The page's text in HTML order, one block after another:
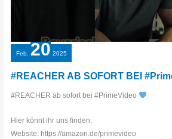
Feb. 20 2025
#REACHER AB SOFORT BEI
#REACHER ab sofort bei #PrimeVideo
Hier könnt ihr uns finden:
Website: https://amazon.de/primevideo